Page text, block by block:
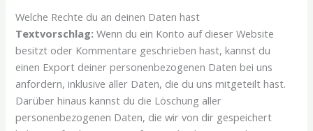
Welche Rechte du an deinen Daten hast
Textvorschlag:Wenn du ein Konto auf dieser Website
besitzt oder Kommentare geschrieben hast, kannst du
einen Export deiner personenbezogenen Daten bei uns
anfordern, inklusive aller Daten, die du uns mitgeteilt hast.
Darüber hinaus kannst du die Löschung aller
personenbezogenen Daten, die wir von dir gespeichert